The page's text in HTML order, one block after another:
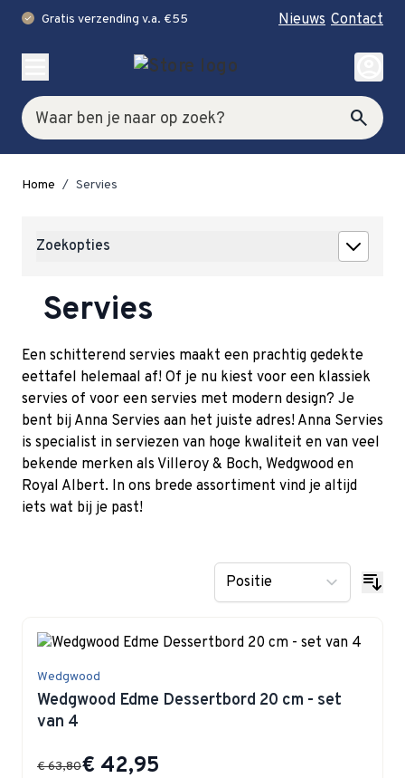
check Gratis verzending v.a. €55 Nieuws Contact
Zoek search
account_circle
Home / Servies
Zoekopties
Servies
Een schitterend servies maakt een prachtig gedekte
eettafel helemaal af! Of je nu kiest voor een klassiek
servies of voor een servies met modern design? Je
bent bij Anna Servies aan het juiste adres! Anna Servies
is specialist in serviezen van hoge kwaliteit en van veel
bekende merken als Villeroy & Boch, Wedgwood en
Royal Albert. In ons brede assortiment vind je altijd
iets wat bij je past!
Wedgwood
Wedgwood Edme Dessertbord 20 cm - set
van 4
Special Price
€ 42,95
€ 63,80